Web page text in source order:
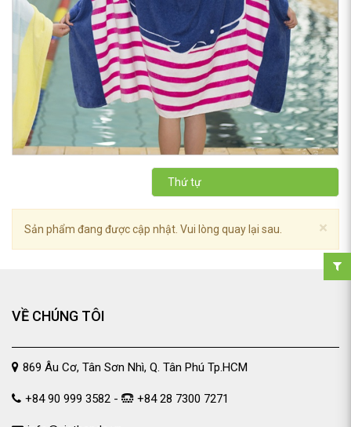
Thứ tự
×
Sản phẩm đang được cập nhật. Vui lòng quay lại sau.
VỀ CHÚNG TÔI
869 Âu Cơ, Tân Sơn Nhì, Q. Tân Phú Tp.HCM
+84 90 999 3582 - +84 28 7300 7271